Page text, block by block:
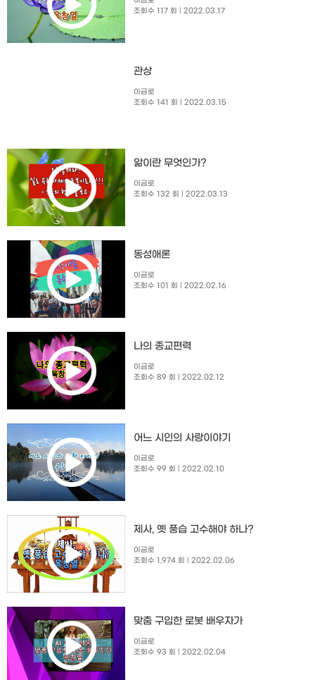
조회수 117 회
| 2022.03.17
관상
이금로
조회수 141 회
| 2022.03.15
앎이란 무엇인가?
이금로
조회수 132 회
| 2022.03.13
동성애론
이금로
조회수 101 회
| 2022.02.16
나의 종교편력
이금로
조회수 89 회
| 2022.02.12
​어느 시인의 사랑이야기
이금로
조회수 99 회
| 2022.02.10
제사, 옛 풍습 고수해야 하나?
이금로
조회수 1,974 회
| 2022.02.06
맞춤 구입한 로봇 배우자가
이금로
조회수 93 회
| 2022.02.04